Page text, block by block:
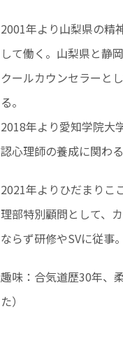
2001年より山梨県の精
して働く。山梨県と静
クールカウンセラーと
る。
2018年より愛知学院大
認心理師の養成に関わる
2021年よりひだまりこ
理部特別顧問として、
ならず研修やSVに従事。
趣味：合気道歴30年、
た）